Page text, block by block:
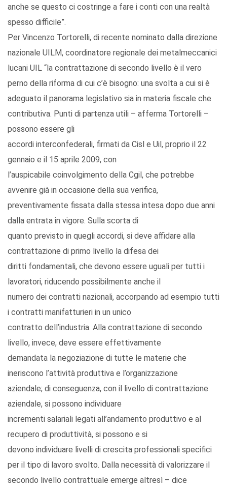
anche se questo ci costringe a fare i conti con una realtà
spesso difficile”.
Per Vincenzo Tortorelli, di recente nominato dalla direzione
nazionale UILM, coordinatore regionale dei metalmeccanici
lucani UIL “la contrattazione di secondo livello è il vero
perno della riforma di cui c’è bisogno: una svolta a cui si è
adeguato il panorama legislativo sia in materia fiscale che
contributiva. Punti di partenza utili – afferma Tortorelli –
possono essere gli
accordi interconfederali, firmati da Cisl e Uil, proprio il 22
gennaio e il 15 aprile 2009, con
l’auspicabile coinvolgimento della Cgil, che potrebbe
avvenire già in occasione della sua verifica,
preventivamente fissata dalla stessa intesa dopo due anni
dalla entrata in vigore. Sulla scorta di
quanto previsto in quegli accordi, si deve affidare alla
contrattazione di primo livello la difesa dei
diritti fondamentali, che devono essere uguali per tutti i
lavoratori, riducendo possibilmente anche il
numero dei contratti nazionali, accorpando ad esempio tutti
i contratti manifatturieri in un unico
contratto dell’industria. Alla contrattazione di secondo
livello, invece, deve essere effettivamente
demandata la negoziazione di tutte le materie che
ineriscono l’attività produttiva e l’organizzazione
aziendale; di conseguenza, con il livello di contrattazione
aziendale, si possono individuare
incrementi salariali legati all’andamento produttivo e al
recupero di produttività, si possono e si
devono individuare livelli di crescita professionali specifici
per il tipo di lavoro svolto. Dalla necessità di valorizzare il
secondo livello contrattuale emerge altresì – dice